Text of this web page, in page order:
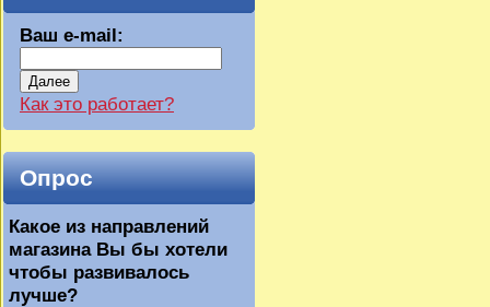
Ваш e-mail:
Далее
Как это работает?
Опрос
Какое из направлений
магазина Вы бы хотели
чтобы развивалось
лучше?